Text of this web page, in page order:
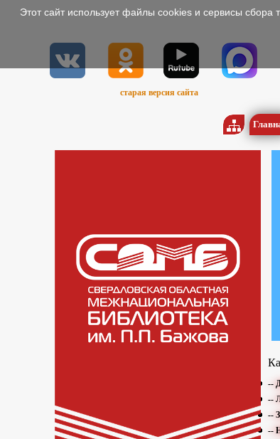
старая версия сайта
--
--
--
--
Этот сайт использует файлы cookies и сервисы